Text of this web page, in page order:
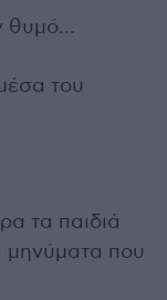
θυμό…
του
τα παιδιά
μηνύματα που